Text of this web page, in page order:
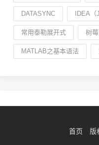
DATASYNC IDEA
常用泰勒展开式 树
MATLAB之基本语法
首页 版